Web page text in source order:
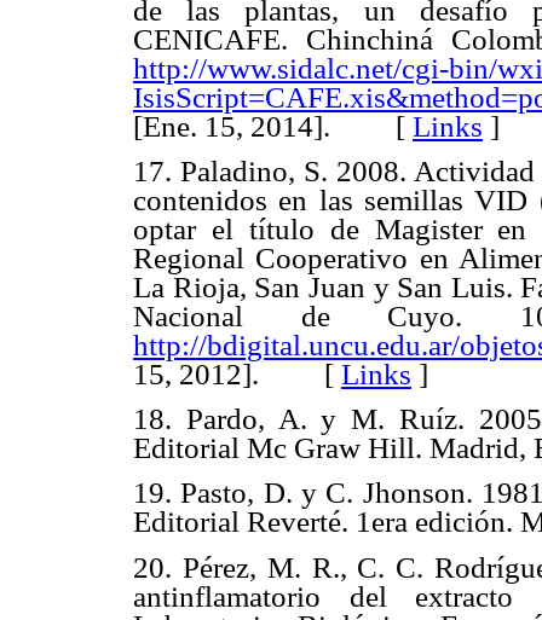
de las plantas, un desafío
CENICAFE. Chinchiná
http://www.sidalc.net/cgi-bin/
[Ene. 15, 2014]. [ Links ]
17. Paladino, S. 2008.
contenidos en las semillas VID
optar el título de Magister en
Regional Cooperativo en
La Rioja, San Juan y San Luis.
Nacional de Cuyo.
http://bdigital.uncu.edu.ar/
15, 2012]. [ Links ]
18. Pardo, A. y M. Ruíz.
Editorial Mc Graw Hill.
19. Pasto, D. y C. Jhonson.
Editorial Reverté. 1era
20. Pérez, M. R., C. C.
antinflamatorio del